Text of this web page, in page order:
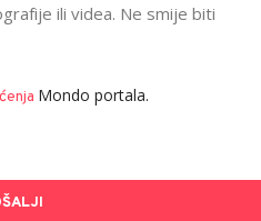
ili videa. Ne smije biti
Mondo portala.